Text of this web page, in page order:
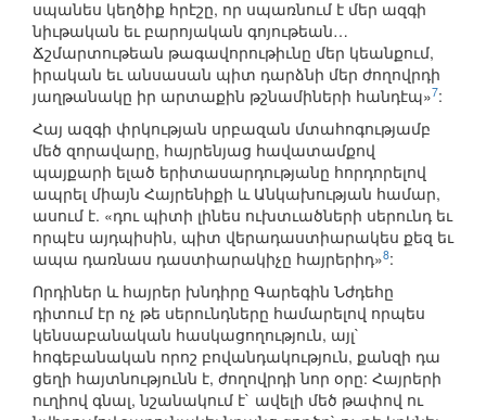
սպանես կեղծիք հրէշը, որ սպառնում է մեր ազգի
նիւթական եւ բարոյական գոյութեան…
Ճշմարտութեան թագավորութիւնը մեր կեանքում,
իրական եւ անսասան պիտ դարձնի մեր ժողովրդի
յաղթանակը իր արտաքին թշնամիների հանդէպ»7:
Հայ ազգի փրկության սրբազան մտահոգությամբ
մեծ զորավարը, հայրենյաց հավատամքով
պայքարի ելած երիտասարդությանը հորդորելով
ապրել միայն Հայրենիքի և Անկախության համար,
ասում է. «դու պիտի լինես ուխտւածների սերունդ եւ
որպէս այդպիսին, պիտ վերադաստիարակես քեզ եւ
ապա դառնաս դաստիարակիչը հայրերիդ»8:
Որդիներ և հայրեր խնդիրը Գարեգին Նժդեհը
դիտում էր ոչ թե սերունդները համարելով որպես
կենսաբանական հասկացողություն, այլ`
հոգեբանական որոշ բովանդակություն, քանզի դա
ցեղի հայտնությունն է, ժողովրդի նոր օրը: Հայրերի
ուղիով գնալ, նշանակում է` ավելի մեծ թափով ու